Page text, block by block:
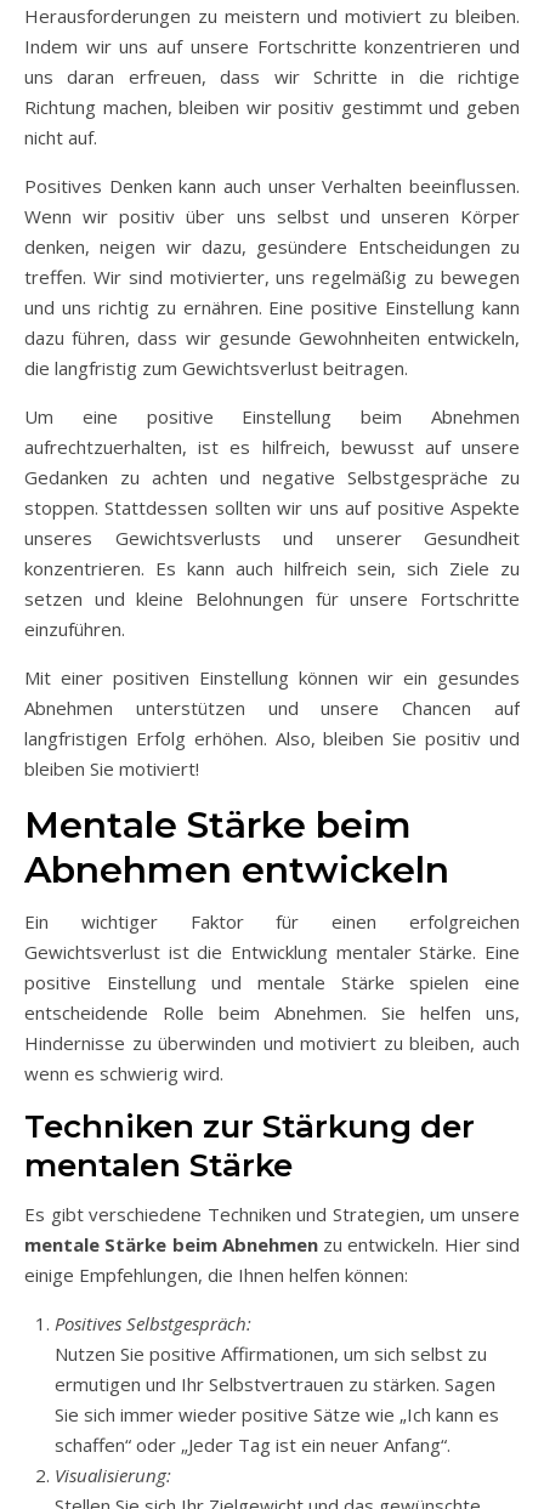
Herausforderungen zu meistern und motiviert zu bleiben.
Indem wir uns auf unsere Fortschritte konzentrieren und
uns daran erfreuen, dass wir Schritte in die richtige
Richtung machen, bleiben wir positiv gestimmt und geben
nicht auf.
Positives Denken kann auch unser Verhalten beeinflussen.
Wenn wir positiv über uns selbst und unseren Körper
denken, neigen wir dazu, gesündere Entscheidungen zu
treffen. Wir sind motivierter, uns regelmäßig zu bewegen
und uns richtig zu ernähren. Eine positive Einstellung kann
dazu führen, dass wir gesunde Gewohnheiten entwickeln,
die langfristig zum Gewichtsverlust beitragen.
Um eine positive Einstellung beim Abnehmen
aufrechtzuerhalten, ist es hilfreich, bewusst auf unsere
Gedanken zu achten und negative Selbstgespräche zu
stoppen. Stattdessen sollten wir uns auf positive Aspekte
unseres Gewichtsverlusts und unserer Gesundheit
konzentrieren. Es kann auch hilfreich sein, sich Ziele zu
setzen und kleine Belohnungen für unsere Fortschritte
einzuführen.
Mit einer positiven Einstellung können wir ein gesundes
Abnehmen unterstützen und unsere Chancen auf
langfristigen Erfolg erhöhen. Also, bleiben Sie positiv und
bleiben Sie motiviert!
Mentale Stärke beim
Abnehmen entwickeln
Ein wichtiger Faktor für einen erfolgreichen
Gewichtsverlust ist die Entwicklung mentaler Stärke. Eine
positive Einstellung und mentale Stärke spielen eine
entscheidende Rolle beim Abnehmen. Sie helfen uns,
Hindernisse zu überwinden und motiviert zu bleiben, auch
wenn es schwierig wird.
Techniken zur Stärkung der
mentalen Stärke
Es gibt verschiedene Techniken und Strategien, um unsere
mentale Stärke beim Abnehmenzu entwickeln. Hier sind
einige Empfehlungen, die Ihnen helfen können:
Positives Selbstgespräch:
Nutzen Sie positive Affirmationen, um sich selbst zu
ermutigen und Ihr Selbstvertrauen zu stärken. Sagen
Sie sich immer wieder positive Sätze wie „Ich kann es
schaffen“ oder „Jeder Tag ist ein neuer Anfang“.
Visualisierung: